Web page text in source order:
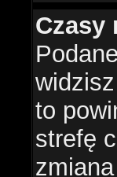
Czasy
to
strefę